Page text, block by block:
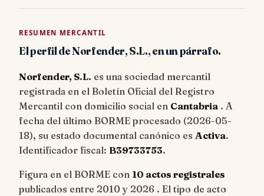
RESUMEN MERCANTIL
El perfil de Norfender, S.L., en un párrafo.
Norfender, S.L. es una sociedad mercantil
registrada en el Boletín Oficial del Registro
Mercantil con domicilio social en Cantabria . A
fecha del último BORME procesado (2026-05-
18), su estado documental canónico es Activa.
Identificador fiscal: B39733753.
Figura en el BORME con 10 actos registrales
publicados entre 2010 y 2026 . El tipo de acto